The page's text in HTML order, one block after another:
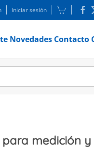
Iniciar sesión
Novedades Contacto
medición